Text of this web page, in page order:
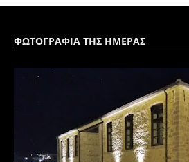
ΦΩΤΟΓΡΑΦΙΑ ΤΗΣ ΗΜΕΡΑΣ